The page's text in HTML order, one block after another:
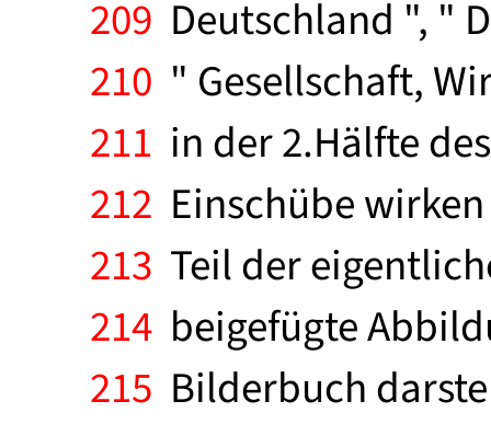
209 Deutschland ", "
210 " Gesellschaft,
211 in der 2.Hälfte
212 Einschübe
213 Teil der
214 beigefügte
215 Bilderbuch